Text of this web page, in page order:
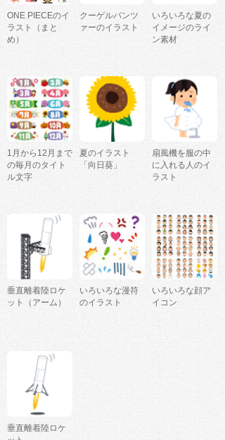
ONE PIECEのイ
ラスト（まと
め）
クーゲルパンツ
ァーのイラスト
いろいろな夏の
イメージのライ
ン素材
1月から12月まで
の毎月のタイト
ル文字
夏のイラスト
「向日葵」
扇風機を服の中
に入れる人のイ
ラスト
垂直離着陸ロケ
ット（アーム）
いろいろな漫符
のイラスト
いろいろな顔ア
イコン
垂直離着陸ロケ